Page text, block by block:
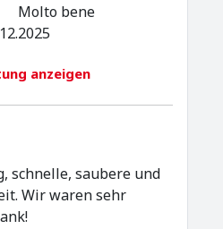
Molto bene
anzeigen
schnelle, saubere und
Wir waren sehr